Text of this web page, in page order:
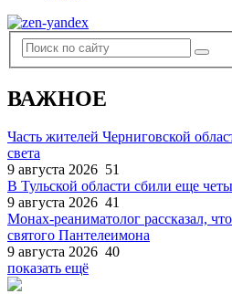
ВАЖНОЕ
Часть жителей Черниговской
света
9 августа 2026 51
В Тульской области сбили еще
9 августа 2026 41
Монах-реаниматолог рассказал,
святого Пантелеимона
9 августа 2026 40
показать ещё